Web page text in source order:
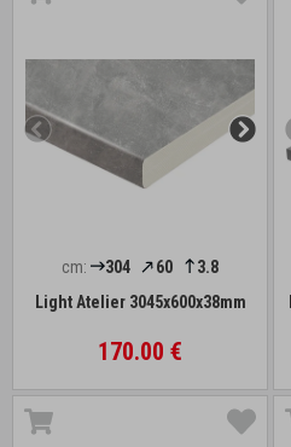
cm: 304 60
3.8
Light Atelier 3045x600x38mm
170.00 €